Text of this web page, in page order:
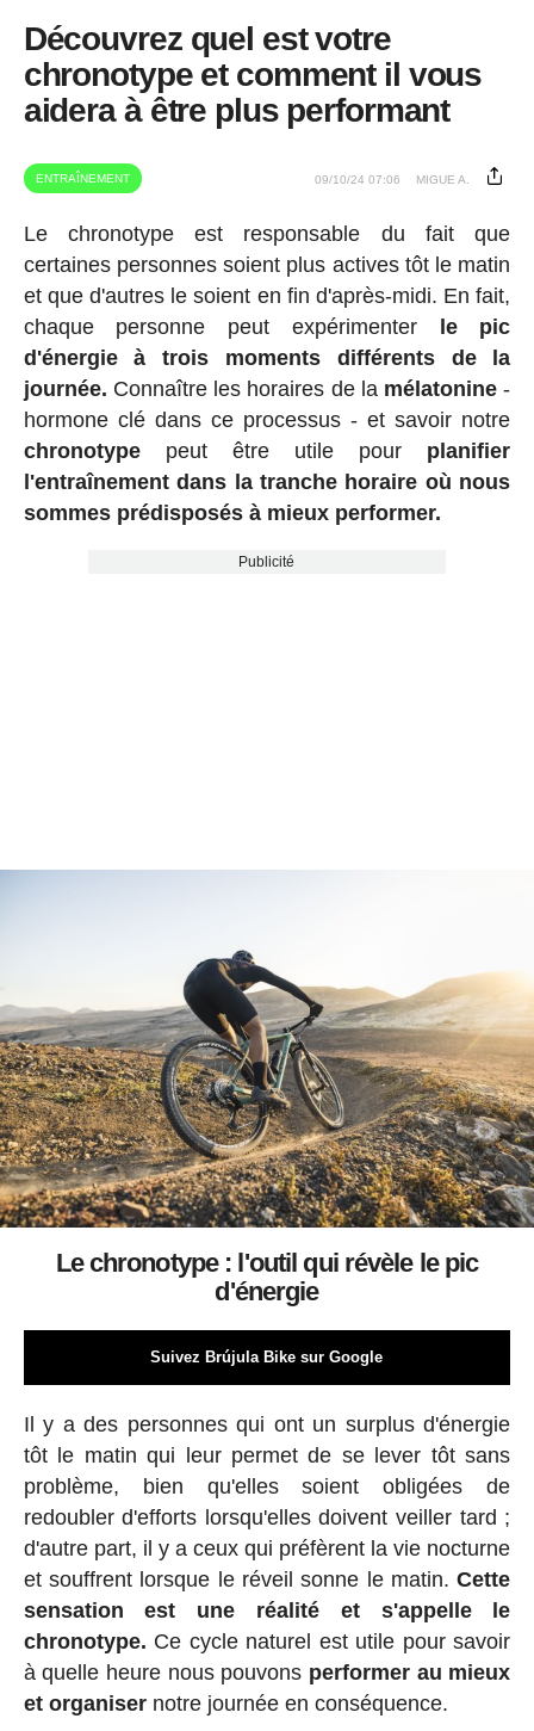
Découvrez quel est votre
chronotype et comment il vous
aidera à être plus performant
ENTRAÎNEMENT 09/10/24 07:06 MIGUE A.
Le chronotype est responsable du fait que
certaines personnes soient plus actives tôt le matin
et que d'autres le soient en fin d'après-midi. En fait,
chaque personne peut expérimenterle pic
d'énergie à trois moments différents de la
journée. Connaître les horaires de la mélatonine -
hormone clé dans ce processus - et savoir notre
chronotypepeut être utile pour planifier
l'entraînement dans la tranche horaire où nous
sommes prédisposés à mieux performer.
Publicité
Le chronotype : l'outil qui révèle le pic
d'énergie
Suivez Brújula Bike sur Google
Il y a des personnes qui ont un surplus d'énergie
tôt le matin qui leur permet de se lever tôt sans
problème, bien qu'elles soient obligées de
redoubler d'efforts lorsqu'elles doivent veiller tard ;
d'autre part, il y a ceux qui préfèrent la vie nocturne
et souffrent lorsque le réveil sonne le matin.Cette
sensation est une réalité et s'appelle le
chronotype. Ce cycle naturel est utile pour savoir
à quelle heure nous pouvons performer au mieux
et organisernotre journée en conséquence.